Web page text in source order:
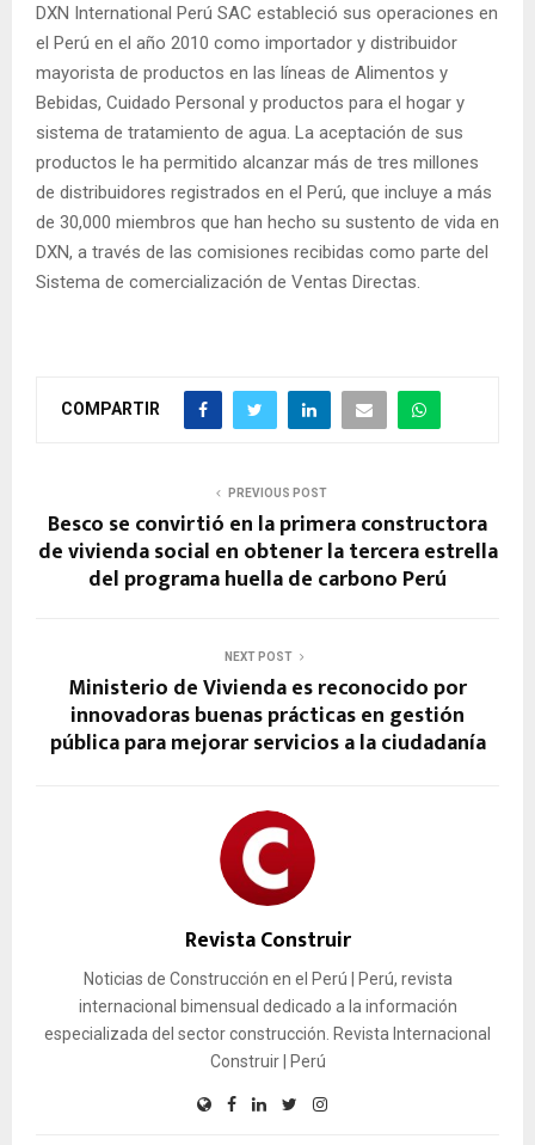
DXN International Perú SAC estableció sus operaciones en
el Perú en el año 2010 como importador y distribuidor
mayorista de productos en las líneas de Alimentos y
Bebidas, Cuidado Personal y productos para el hogar y
sistema de tratamiento de agua. La aceptación de sus
productos le ha permitido alcanzar más de tres millones
de distribuidores registrados en el Perú, que incluye a más
de 30,000 miembros que han hecho su sustento de vida en
DXN, a través de las comisiones recibidas como parte del
Sistema de comercialización de Ventas Directas.
COMPARTIR
PREVIOUS POST
Besco se convirtió en la primera constructora
de vivienda social en obtener la tercera estrella
del programa huella de carbono Perú
NEXT POST
Ministerio de Vivienda es reconocido por
innovadoras buenas prácticas en gestión
pública para mejorar servicios a la ciudadanía
Revista Construir
Noticias de Construcción en el Perú | Perú, revista
internacional bimensual dedicado a la información
especializada del sector construcción. Revista Internacional
Construir | Perú